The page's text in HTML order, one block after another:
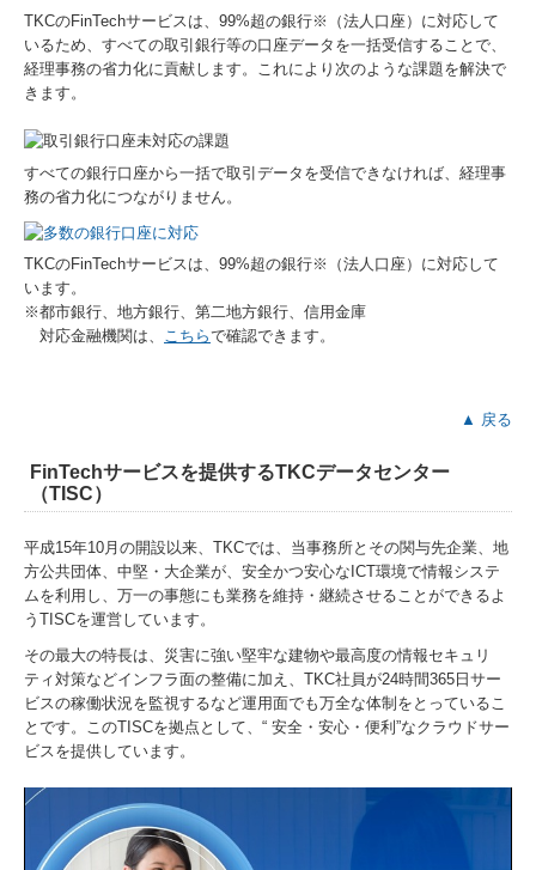
TKCのFinTechサービスは、99%超の銀行※（法人口座）に対応して
いるため、すべての取引銀行等の口座データを一括受信することで、
経理事務の省力化に貢献します。これにより次のような課題を解決で
きます。
すべての銀行口座から一括で取引データを受信できなければ、経理事
務の省力化につながりません。
TKCのFinTechサービスは、99%超の銀行※（法人口座）に対応して
います。
※都市銀行、地方銀行、第二地方銀行、信用金庫
対応金融機関は、 こちらで確認できます。
▲ 戻る
FinTechサービスを提供するTKCデータセンター
（TISC）
平成15年10月の開設以来、TKCでは、当事務所とその関与先企業、地
方公共団体、中堅・大企業が、安全かつ安心なICT環境で情報システ
ムを利用し、万一の事態にも業務を維持・継続させることができるよ
うTISCを運営しています。
その最大の特長は、災害に強い堅牢な建物や最高度の情報セキュリ
ティ対策などインフラ面の整備に加え、TKC社員が24時間365日サー
ビスの稼働状況を監視するなど運用面でも万全な体制をとっているこ
とです。このTISCを拠点として、“ 安全・安心・便利”なクラウドサー
ビスを提供しています。